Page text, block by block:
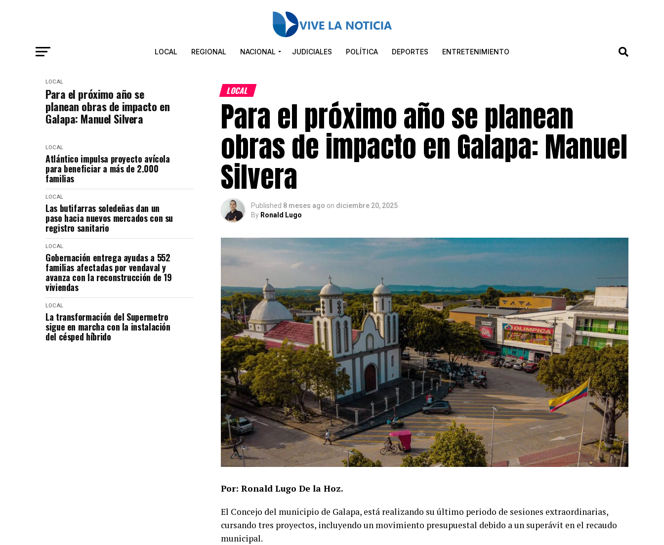
LOCAL REGIONAL NACIONAL JUDICIALES POLÍTICA DEPORTES ENTRETENIMIENTO
LOCAL
Para el próximo año se
planean obras de impacto en
Galapa: Manuel Silvera
LOCAL
Atlántico impulsa proyecto avícola
para beneficiar a más de 2.000
familias
LOCAL
Las butifarras soledeñas dan un
paso hacia nuevos mercados con su
registro sanitario
LOCAL
Gobernación entrega ayudas a 552
familias afectadas por vendaval y
avanza con la reconstrucción de 19
viviendas
LOCAL
La transformación del Supermetro
sigue en marcha con la instalación
del césped híbrido
LOCAL
Para el próximo año se planean
obras de impacto en Galapa: Manuel
Silvera
Published 8 meses ago on diciembre 20, 2025
By Ronald Lugo
Por: Ronald Lugo De la Hoz.
El Concejo del municipio de Galapa, está realizando su último periodo de sesiones extraordinarias,
cursando tres proyectos, incluyendo un movimiento presupuestal debido a un superávit en el recaudo
municipal.